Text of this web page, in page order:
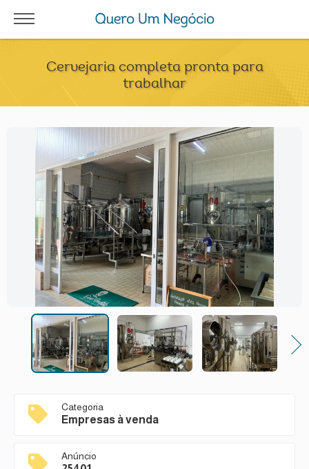
Cervejaria completa pronta para
trabalhar
Next
Categoria
Empresas à venda
Anúncio